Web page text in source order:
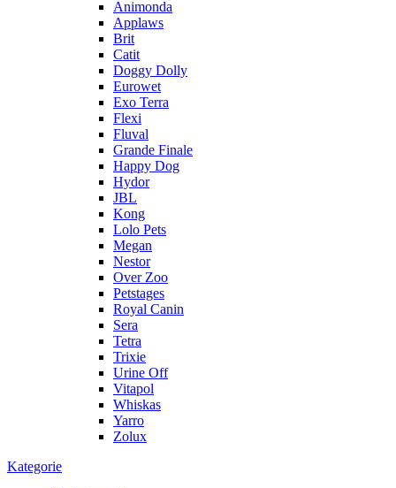
Animonda
Applaws
Brit
Catit
Doggy Dolly
Eurowet
Exo Terra
Flexi
Fluval
Grande Finale
Happy Dog
Hydor
JBL
Kong
Lolo Pets
Megan
Nestor
Over Zoo
Petstages
Royal Canin
Sera
Tetra
Trixie
Urine Off
Vitapol
Whiskas
Yarro
Zolux
Kategorie